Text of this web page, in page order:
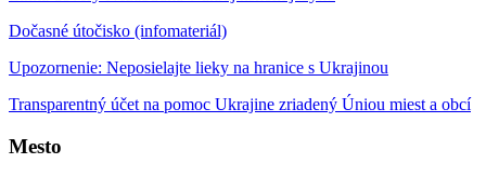
Dočasné útočisko (infomateriál)
Upozornenie: Neposielajte lieky na hranice s Ukrajinou
Transparentný účet na pomoc Ukrajine zriadený Úniou miest a obcí
Mesto